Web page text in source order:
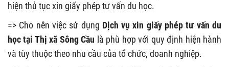
hiện thủ tục xin giấy phép tư vấn du học.
=> Cho nên việc sử dụng Dịch vụ xin giấy phép tư vấn du
học tại Thị xã Sông Cầu là phù hợp với quy định hiện hành
và tùy thuộc theo nhu cầu của tổ chức, doanh nghiệp.